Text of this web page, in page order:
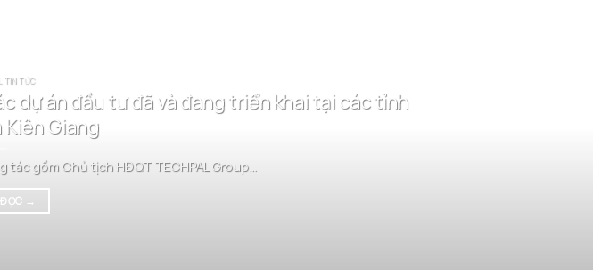
TIN TỨC
dự án đầu tư đã và đang triển khai tại các tỉnh
Kiên Giang
gồm Chủ tịch HĐQT TECHPAL Group...
→